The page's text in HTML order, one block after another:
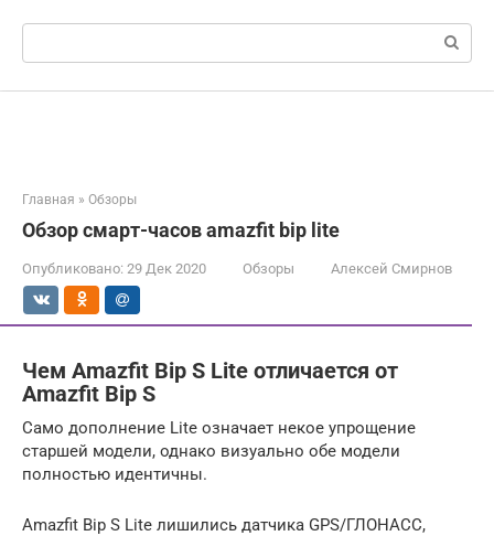
Поиск:
Главная » Обзоры
Обзор смарт-часов amazfit bip lite
Опубликовано: 29 Дек 2020 Обзоры Алексей Смирнов
Чем Amazfit Bip S Lite отличается от
Amazfit Bip S
Само дополнение Lite означает некое упрощение
старшей модели, однако визуально обе модели
полностью идентичны.
Amazfit Bip S Lite лишились датчика GPS/ГЛОНАСС,